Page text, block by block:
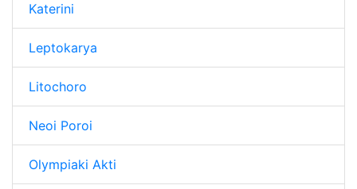
Katerini
Leptokarya
Litochoro
Neoi Poroi
Olympiaki Akti